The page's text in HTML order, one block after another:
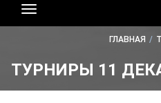
Показать/
скрыть
ГЛАВНАЯ /
ТУРНИРЫ 11